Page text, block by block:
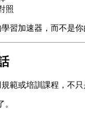
照
習加速器，而不是你
範或培訓課程，不